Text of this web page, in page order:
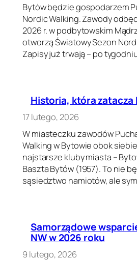
Bytów będzie gospodarzem
Nordic Walking. Zawody
2026 r. w podbytowskim
otworzą Światowy Sezon
Zapisy już trwają – po
Historia, która zatacza
17 lutego, 2026
W miasteczku zawodów
Walking w Bytowie obok
najstarsze kluby miasta –
Baszta Bytów (1957). To nie
sąsiedztwo namiotów, ale
Samorządowe
NW w 2026 roku
9 lutego, 2026